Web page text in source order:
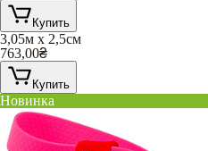
Купить
3,05м х 2,5см
763,00₴
Купить
Новинка